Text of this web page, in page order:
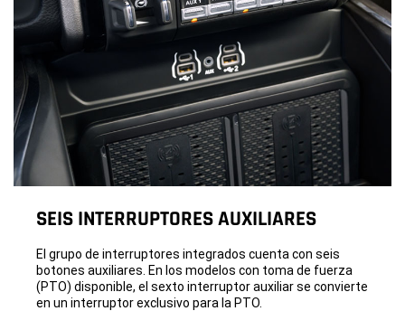
SEIS INTERRUPTORES AUXILIARES
El grupo de interruptores integrados cuenta con seis
botones auxiliares. En los modelos con toma de fuerza
(PTO) disponible, el sexto interruptor auxiliar se convierte
en un interruptor exclusivo para la PTO.